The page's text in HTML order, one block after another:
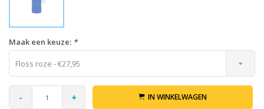
Maak een keuze: *
Floss roze - €27,95
- + IN WINKELWAGEN